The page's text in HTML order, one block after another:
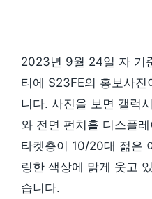
2023년 9월 24일 자 기
티에 S23FE의 홍보사
니다. 사진을 보면 갤럭
와 전면 펀치홀 디스플
타켓층이 10/20대 젊은
링한 색상에 맑게 웃고
습니다.